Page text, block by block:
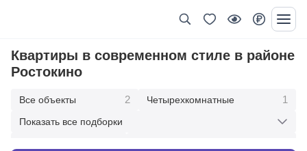
Квартиры в современном стиле в районе
Ростокино
Все объекты 2 Четырехкомнатные 1
Показать все подборки